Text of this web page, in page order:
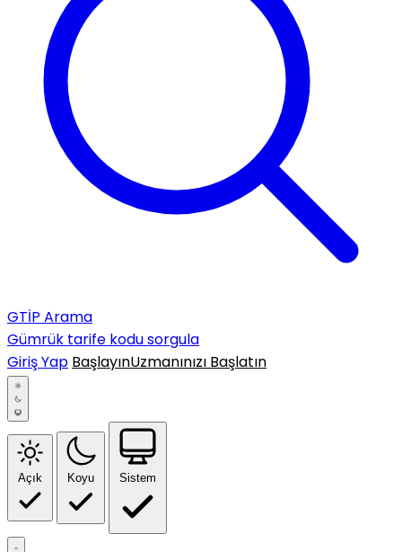
GTİP Arama
Gümrük tarife kodu sorgula
Giriş Yap BaşlayınUzmanınızı Başlatın
Açık Koyu Sistem